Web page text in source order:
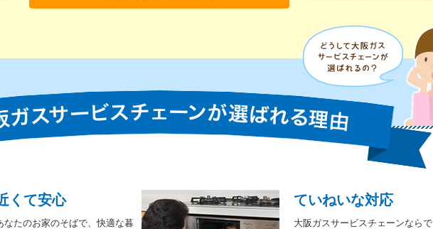
くて安心
なたのお家のそばで、快適な暮
ていねいな対応
大阪ガスサービスチェーンならで